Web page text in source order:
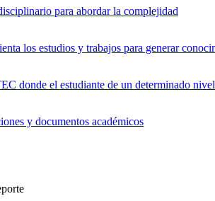
para abordar la complejidad
los estudios y trabajos para generar
donde el estudiante de un determinado
y documentos académicos